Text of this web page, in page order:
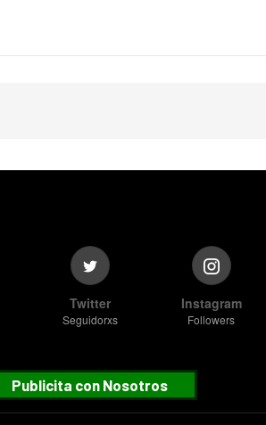
Twitter
Seguidorxs
Instagram
Followers
Publicita con Nosotros